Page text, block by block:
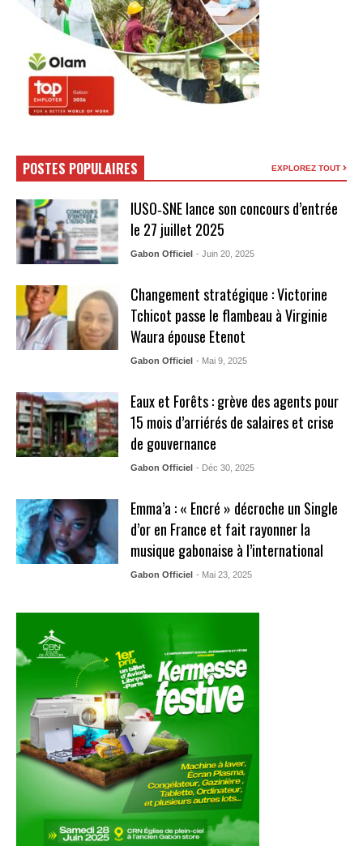
POSTES POPULAIRES EXPLOREZ TOUT
IUSO‑SNE lance son concours d’entrée
le 27 juillet 2025
Gabon Officiel - Juin 20, 2025
Changement stratégique : Victorine
Tchicot passe le flambeau à Virginie
Waura épouse Etenot
Gabon Officiel - Mai 9, 2025
Eaux et Forêts : grève des agents pour
15 mois d’arriérés de salaires et crise
de gouvernance
Gabon Officiel - Déc 30, 2025
Emma’a : « Encré » décroche un Single
d’or en France et fait rayonner la
musique gabonaise à l’international
Gabon Officiel - Mai 23, 2025